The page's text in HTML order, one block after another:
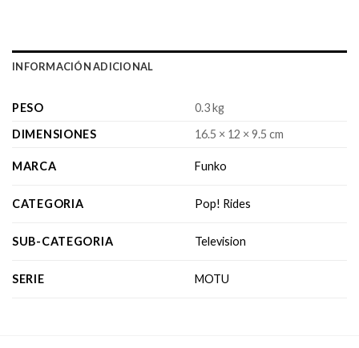
INFORMACIÓN ADICIONAL
PESO
0.3 kg
DIMENSIONES
16.5 × 12 × 9.5 cm
MARCA Funko
CATEGORIA Pop! Rides
SUB-CATEGORIA Television
SERIE MOTU